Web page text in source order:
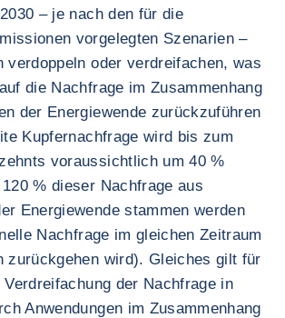
– je nach den für die
vorgelegten Szenarien –
verdoppeln oder verdreifachen, was
die Nachfrage im Zusammenhang
der Energiewende zurückzuführen
Kupfernachfrage wird bis zum
voraussichtlich um 40 %
% dieser Nachfrage aus
Energiewende stammen werden
Nachfrage im gleichen Zeitraum
zurückgehen wird). Gleiches gilt für
der Nachfrage in
Anwendungen im Zusammenhang